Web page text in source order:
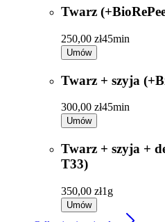
Twarz
250,00 zł45min
Umów
Twarz + szyja
300,00 zł45min
Umów
Twarz + szyja +
T33)
350,00 zł1g
Umów